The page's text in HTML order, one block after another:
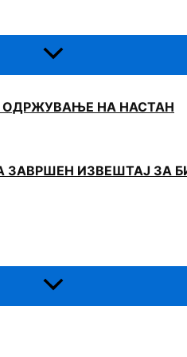
ОДРЖУВАЊЕ НА НАСТАН
ЗАВРШЕН ИЗВЕШТАЈ ЗА